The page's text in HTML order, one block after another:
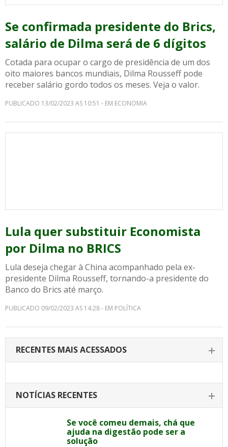
Se confirmada presidente do Brics,
salário de Dilma será de 6 dígitos
Cotada para ocupar o cargo de presidência de um dos
oito maiores bancos mundiais, Dilma Rousseff pode
receber salário gordo todos os meses. Veja o valor.
PUBLICADO 13/02/2023 AS 10:51 - EM ECONOMIA
Lula quer substituir Economista
por Dilma no BRICS
Lula deseja chegar à China acompanhado pela ex-
presidente Dilma Rousseff, tornando-a presidente do
Banco do Brics até março.
PUBLICADO 09/02/2023 AS 14:28 - EM POLÍTICA
RECENTES MAIS ACESSADOS
NOTÍCIAS RECENTES
Se você comeu demais, chá que
ajuda na digestão pode ser a
solução